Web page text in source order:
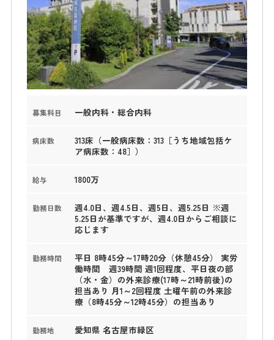
募集科目 一般内科・総合内科
病床数
313床（一般病床数：313［うち地域包括ケ
ア病床数：48］）
給与 1800万
勤務日数
週4.0日、週4.5日、週5日、週5.25日 ※週
5.25日が基準ですが、週4.0日からご相談に
応じます
勤務時間
平日 8時45分～17時20分（休憩45分） 実労
働時間 週39時間 週1回程度、平日夜の部
（水・金）の外来診療(17時～21時前後)の
担当あり 月1～2回程度 土曜午前の外来診
療（8時45分～12時45分）の担当あり
勤務地 愛知県 名古屋市緑区